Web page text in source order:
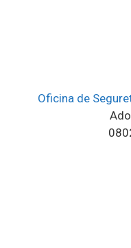
Oficina de